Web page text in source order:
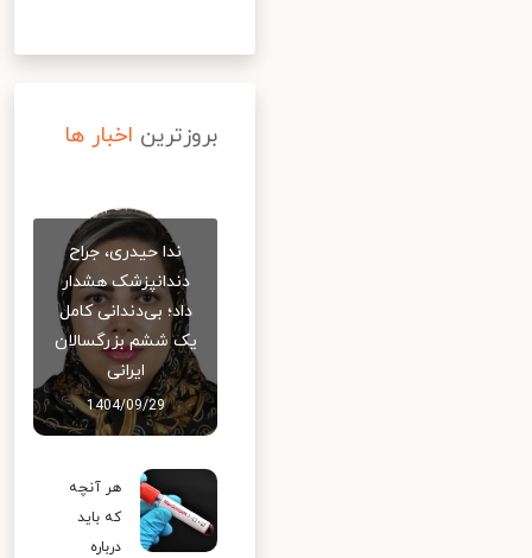
بروزترین اخبار ها
ندا حیدری، جراح
دندانپزشک هشدار
داد؛ بی‌دندانی کامل
یک ششم بزرگسالان
ایرانی
1404/09/29
هر آنچه
که باید
درباره